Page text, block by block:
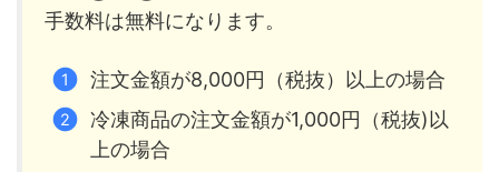
手数料は無料になります。
注文金額が8,000円（税抜）以上の場合
冷凍商品の注文金額が1,000円（税抜)以
上の場合